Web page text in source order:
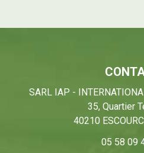
SARL IAP -
35, Quartier
40210
05 58 09